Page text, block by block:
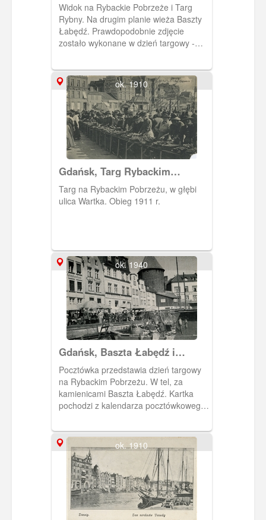
Widok na Rybackie Pobrzeże i Targ
Rybny. Na drugim planie wieża Baszty
Łabędź. Prawdopodobnie zdjęcie
zostało wykonane w dzień targowy -
ok. 1910
Gdańsk, Targ Rybackim
Pobrzeżu, Fishmarkt
Targ na Rybackim Pobrzeżu, w głębi
ulica Wartka. Obieg 1911 r.
ok. 1940
Gdańsk, Baszta Łabędź i
Rybackie Pobrzeże
Pocztówka przedstawia dzień targowy
na Rybackim Pobrzeżu. W tel, za
kamienicami Baszta Łabędź. Kartka
pochodzi z kalendarza pocztówkowego
ok. 1910